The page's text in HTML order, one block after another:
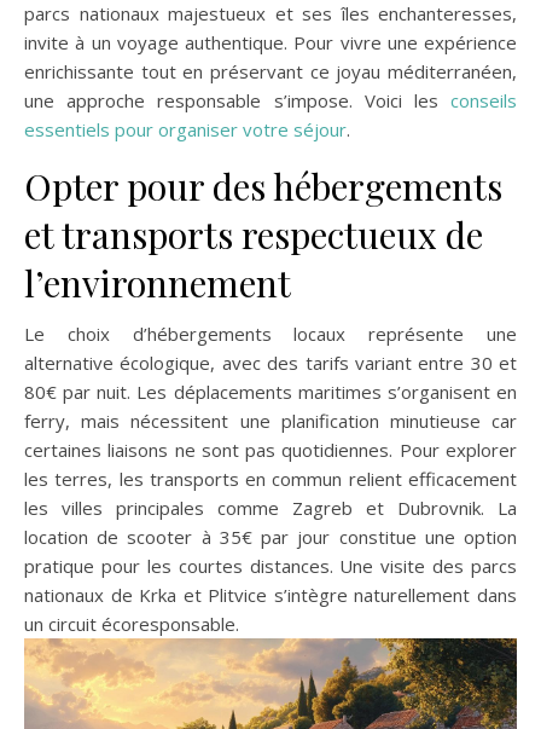
parcs nationaux majestueux et ses îles enchanteresses,
invite à un voyage authentique. Pour vivre une expérience
enrichissante tout en préservant ce joyau méditerranéen,
une approche responsable s’impose. Voici les conseils
essentiels pour organiser votre séjour.
Opter pour des hébergements
et transports respectueux de
l’environnement
Le choix d’hébergements locaux représente une
alternative écologique, avec des tarifs variant entre 30 et
80€ par nuit. Les déplacements maritimes s’organisent en
ferry, mais nécessitent une planification minutieuse car
certaines liaisons ne sont pas quotidiennes. Pour explorer
les terres, les transports en commun relient efficacement
les villes principales comme Zagreb et Dubrovnik. La
location de scooter à 35€ par jour constitue une option
pratique pour les courtes distances. Une visite des parcs
nationaux de Krka et Plitvice s’intègre naturellement dans
un circuit écoresponsable.